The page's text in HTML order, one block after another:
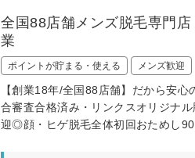
全国88店舗メンズ脱毛専門
業
ポイントが貯まる・使える メンズ歓迎
【創業18年/全国88店舗】だから安
合審査合格済み・リンクスオリジナ
迎◎顔・ヒゲ脱毛全体初回おためし